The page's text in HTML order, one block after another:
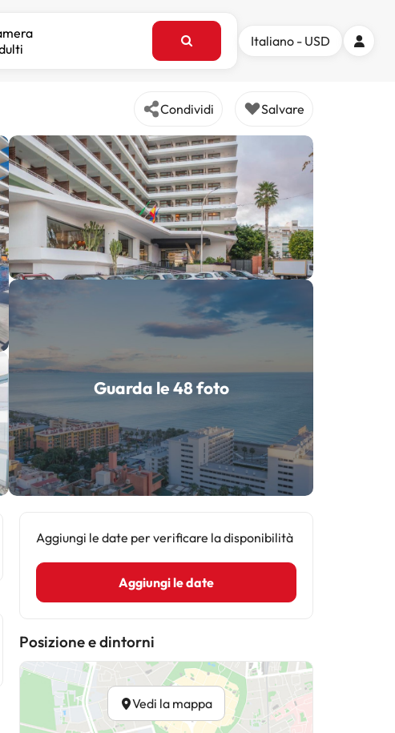
Italiano - USD
Condividi Salvare
Guarda le 48 foto
Aggiungi le date per verificare la disponibilità
Aggiungi le date
Posizione e dintorni
Vedi la mappa